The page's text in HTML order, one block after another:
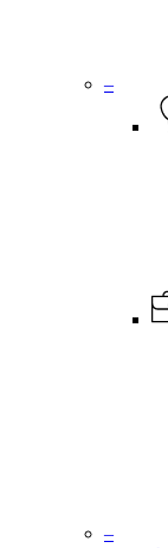
–
–